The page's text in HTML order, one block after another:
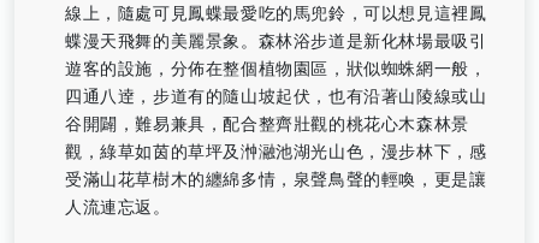
線上，隨處可見鳳蝶最愛吃的馬兜鈴，可以想見這裡鳳
蝶漫天飛舞的美麗景象。森林浴步道是新化林場最吸引
遊客的設施，分佈在整個植物園區，狀似蜘蛛網一般，
四通八逹，步道有的隨山坡起伏，也有沿著山陵線或山
谷開闢，難易兼具，配合整齊壯觀的桃花心木森林景
觀，綠草如茵的草坪及浺瀜池湖光山色，漫步林下，感
受滿山花草樹木的纏綿多情，泉聲鳥聲的輕喚，更是讓
人流連忘返。